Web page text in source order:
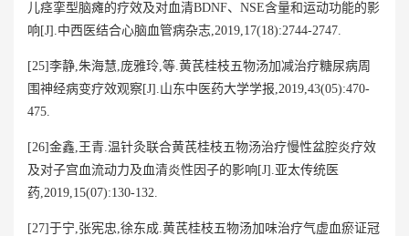
儿痉挛型脑瘫的疗效及对血清BDNF、NSE含量和运动功能的影
响[J].中西医结合心脑血管病杂志,2019,17(18):2744-2747.
[25]李静,朱海慧,庞雅玲,等.黄芪桂枝五物汤加减治疗糖尿病周
围神经病变疗效观察[J].山东中医药大学学报,2019,43(05):470-
475.
[26]金鑫,王青.温针灸联合黄芪桂枝五物汤治疗慢性盆腔炎疗效
及对子宫血流动力及血清炎性因子的影响[J].亚太传统医
药,2019,15(07):130-132.
[27]于宁,张宪忠,徐东成.黄芪桂枝五物汤加味治疗气虚血瘀证冠